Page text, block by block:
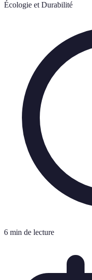
Écologie et Durabilité
6 min de lecture